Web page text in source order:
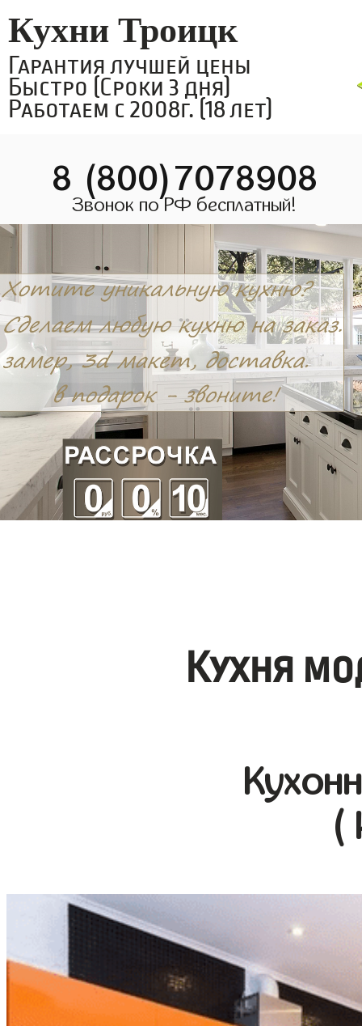
Кухни Троицк
Гарантия лучшей цены
Быстро (Сроки 3 дня)
Работаем с 2008г. (18 лет)
8 (800)7078908
Звонок по РФ бесплатный!
Кухня
(